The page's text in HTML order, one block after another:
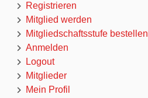
Registrieren
Mitglied werden
Mitgliedschaftsstufe bestellen
Anmelden
Logout
Mitglieder
Mein Profil